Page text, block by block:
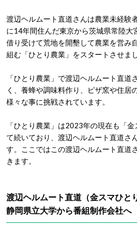
渡辺ヘルムート直道さんは農業未経験
に14年間住んだ東京から茨城県常陸大
借り受けて荒地を開墾して農業を営み
組む「ひとり農業」をスタートさせまし
「ひとり農業」で渡辺ヘルムート直道
く、養蜂や調味料作り、ピザ窯や住居
様々な事に挑戦されています。
「ひとり農業」は2023年の現在も「
て続いており、渡辺ヘルムート直道さ
す。ここではこの渡辺ヘルムート直道
きます。
渡辺ヘルムート直道（金スマひ
静岡県立大学から番組制作会社へ